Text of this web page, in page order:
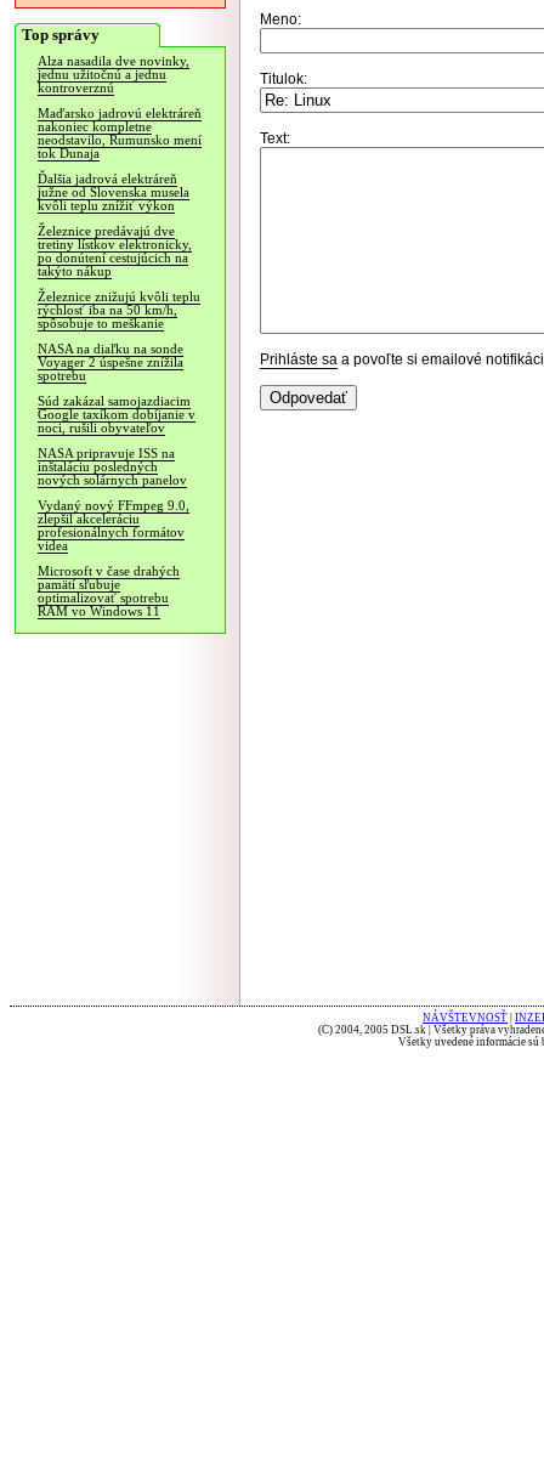
Top správy
Alza nasadila dve novinky,
jednu užitočnú a jednu
kontroverznú
Maďarsko jadrovú elektráreň
nakoniec kompletne
neodstavilo, Rumunsko mení
tok Dunaja
Ďalšia jadrová elektráreň
južne od Slovenska musela
kvôli teplu znížiť výkon
Železnice predávajú dve
tretiny lístkov elektronicky,
po donútení cestujúcich na
takýto nákup
Železnice znižujú kvôli teplu
rýchlosť iba na 50 km/h,
spôsobuje to meškanie
NASA na diaľku na sonde
Voyager 2 úspešne znížila
spotrebu
Súd zakázal samojazdiacim
Google taxíkom dobíjanie v
noci, rušili obyvateľov
NASA pripravuje ISS na
inštaláciu posledných
nových solárnych panelov
Vydaný nový FFmpeg 9.0,
zlepšil akceleráciu
profesionálnych formátov
videa
Microsoft v čase drahých
pamätí sľubuje
optimalizovať spotrebu
RAM vo Windows 11
Meno:
Titulok:
Text:
Prihláste sa a povoľte si emailové
NÁVŠTEVNOSŤ
(C) 2004, 2005 DSL.sk | Všetky práva
Všetky uvedené informácie sú